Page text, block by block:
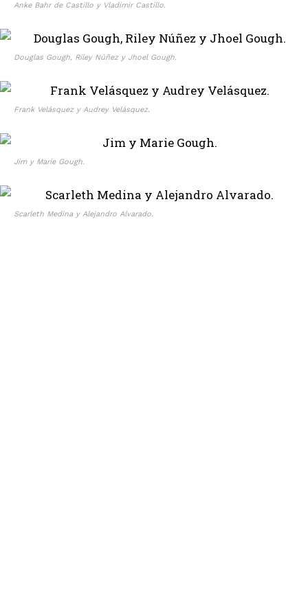
Anke Bahr de Castillo y Vladimir Castillo.
Douglas Gough, Riley Núñez y Jhoel Gough.
Frank Velásquez y Audrey Velásquez.
Jim y Marie Gough.
Scarleth Medina y Alejandro Alvarado.